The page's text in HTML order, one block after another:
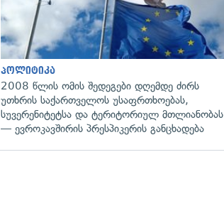
პოლიტიკა
2008 წლის ომის შედეგები დღემდე ძირს
უთხრის საქართველოს უსაფრთხოებას,
სუვერენიტეტსა და ტერიტორიულ მთლიანობას
— ევროკავშირის პრესპიკერის განცხადება